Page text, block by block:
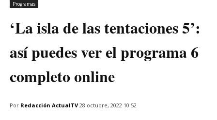
Programas
‘La isla de las tentaciones 5’:
así puedes ver el programa 6
completo online
Por Redacción ActualTV 28 octubre, 2022 10:52